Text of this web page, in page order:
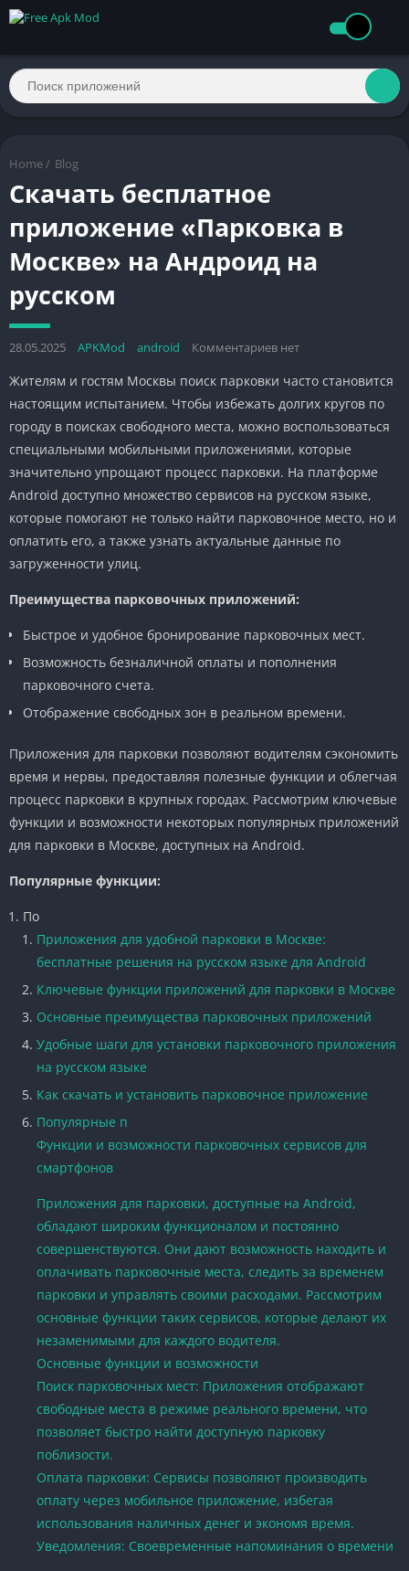
Home / Blog
Скачать бесплатное
приложение «Парковка в
Москве» на Андроид на
русском
28.05.2025 APKMod android Комментариев нет
Жителям и гостям Москвы поиск парковки часто становится
настоящим испытанием. Чтобы избежать долгих кругов по
городу в поисках свободного места, можно воспользоваться
специальными мобильными приложениями, которые
значительно упрощают процесс парковки. На платформе
Android доступно множество сервисов на русском языке,
которые помогают не только найти парковочное место, но и
оплатить его, а также узнать актуальные данные по
загруженности улиц.
Преимущества парковочных приложений:
Быстрое и удобное бронирование парковочных мест.
Возможность безналичной оплаты и пополнения
парковочного счета.
Отображение свободных зон в реальном времени.
Приложения для парковки позволяют водителям сэкономить
время и нервы, предоставляя полезные функции и облегчая
процесс парковки в крупных городах. Рассмотрим ключевые
функции и возможности некоторых популярных приложений
для парковки в Москве, доступных на Android.
Популярные функции:
По
Приложения для удобной парковки в Москве:
бесплатные решения на русском языке для Android
Ключевые функции приложений для парковки в Москве
Основные преимущества парковочных приложений
Удобные шаги для установки парковочного приложения
на русском языке
Как скачать и установить парковочное приложение
Популярные п
Функции и возможности парковочных сервисов для
смартфонов
Приложения для парковки, доступные на Android,
обладают широким функционалом и постоянно
совершенствуются. Они дают возможность находить и
оплачивать парковочные места, следить за временем
парковки и управлять своими расходами. Рассмотрим
основные функции таких сервисов, которые делают их
незаменимыми для каждого водителя.
Основные функции и возможности
Поиск парковочных мест: Приложения отображают
свободные места в режиме реального времени, что
позволяет быстро найти доступную парковку
поблизости.
Оплата парковки: Сервисы позволяют производить
оплату через мобильное приложение, избегая
использования наличных денег и экономя время.
Уведомления: Своевременные напоминания о времени